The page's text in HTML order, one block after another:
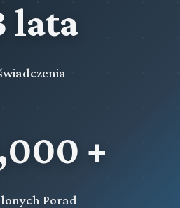
lata
+
Porad